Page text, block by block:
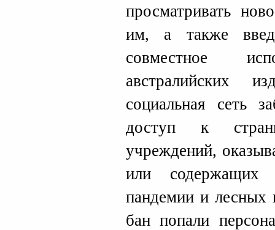
просматривать
им, а также
совместное
австралийских
социальная сеть
доступ к
учреждений,
или содержащих
пандемии и
бан попали